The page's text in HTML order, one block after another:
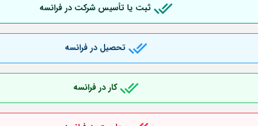
ثبت یا تأسیس شرکت در فرانسه
تحصیل در فرانسه
کار در فرانسه